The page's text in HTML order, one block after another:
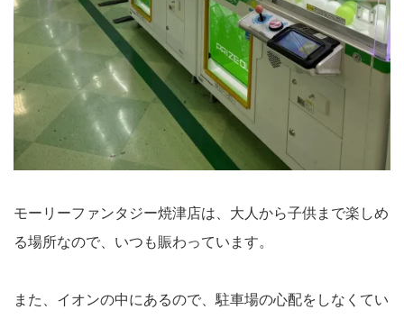
モーリーファンタジー焼津店は、大人から子供まで楽しめ
る場所なので、いつも賑わっています。
また、イオンの中にあるので、駐車場の心配をしなくてい